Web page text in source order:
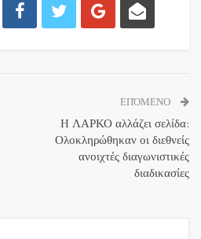
ΕΠΌΜΕΝΟ
H ΛΑΡΚΟ αλλάζει σελίδα:
Ολοκληρώθηκαν οι διεθνείς
ανοιχτές διαγωνιστικές
διαδικασίες